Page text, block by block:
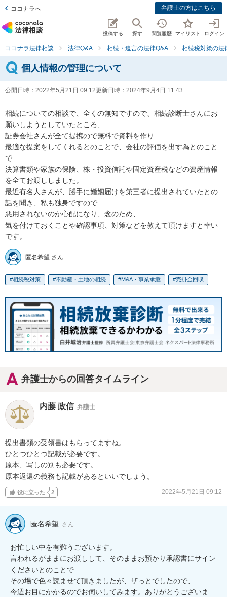
ココナラへ 弁護士の方はこちら
投稿する 探す 閲覧履歴 マイリスト ログイン
ココナラ法律相談 法律Q&A 相続・遺言の法律Q&A 相続税対策の法
個人情報の管理について
公開日時： 2022年5月21日 09:12更新日時： 2024年9月4日 11:43
相続についての相談で、全くの無知ですので、相続診断士さんにお
願いしようとしていたところ、
証券会社さんが全て提携ので無料で資料を作り
最適な提案をしてくれるとのことで、会社の評価を出す為とのこと
で
決算書類や家族の保険、株・投資信託や固定資産税などの資産情報
を全てお渡ししました。
最近有名人さんが、勝手に婚姻届けを第三者に提出されていたとの
話を聞き、私も独身ですので
悪用されないのか心配になり、念のため、
気を付けておくことや確認事項、対策などを教えて頂けますと幸い
です。
匿名希望 さん
相続税対策 不動産・土地の相続 M&A・事業承継 売掛金回収
弁護士からの回答タイムライン
内藤 政信 弁護士
提出書類の受領書はもらってますね。
ひとつひとつ記載が必要です。
原本、写しの別も必要です。
原本返還の義務も記載があるといいでしょう。
役に立った 2 2022年5月21日 09:12
匿名希望 さん
お忙しい中を有難うございます。
言われるがままにお渡しして、そのままお預かり承認書にサイン
くださいとのことで
その場で色々読ませて頂きましたが、ザっとでしたので、
今週お目にかかるのでお伺いしてみます。ありがとうございま